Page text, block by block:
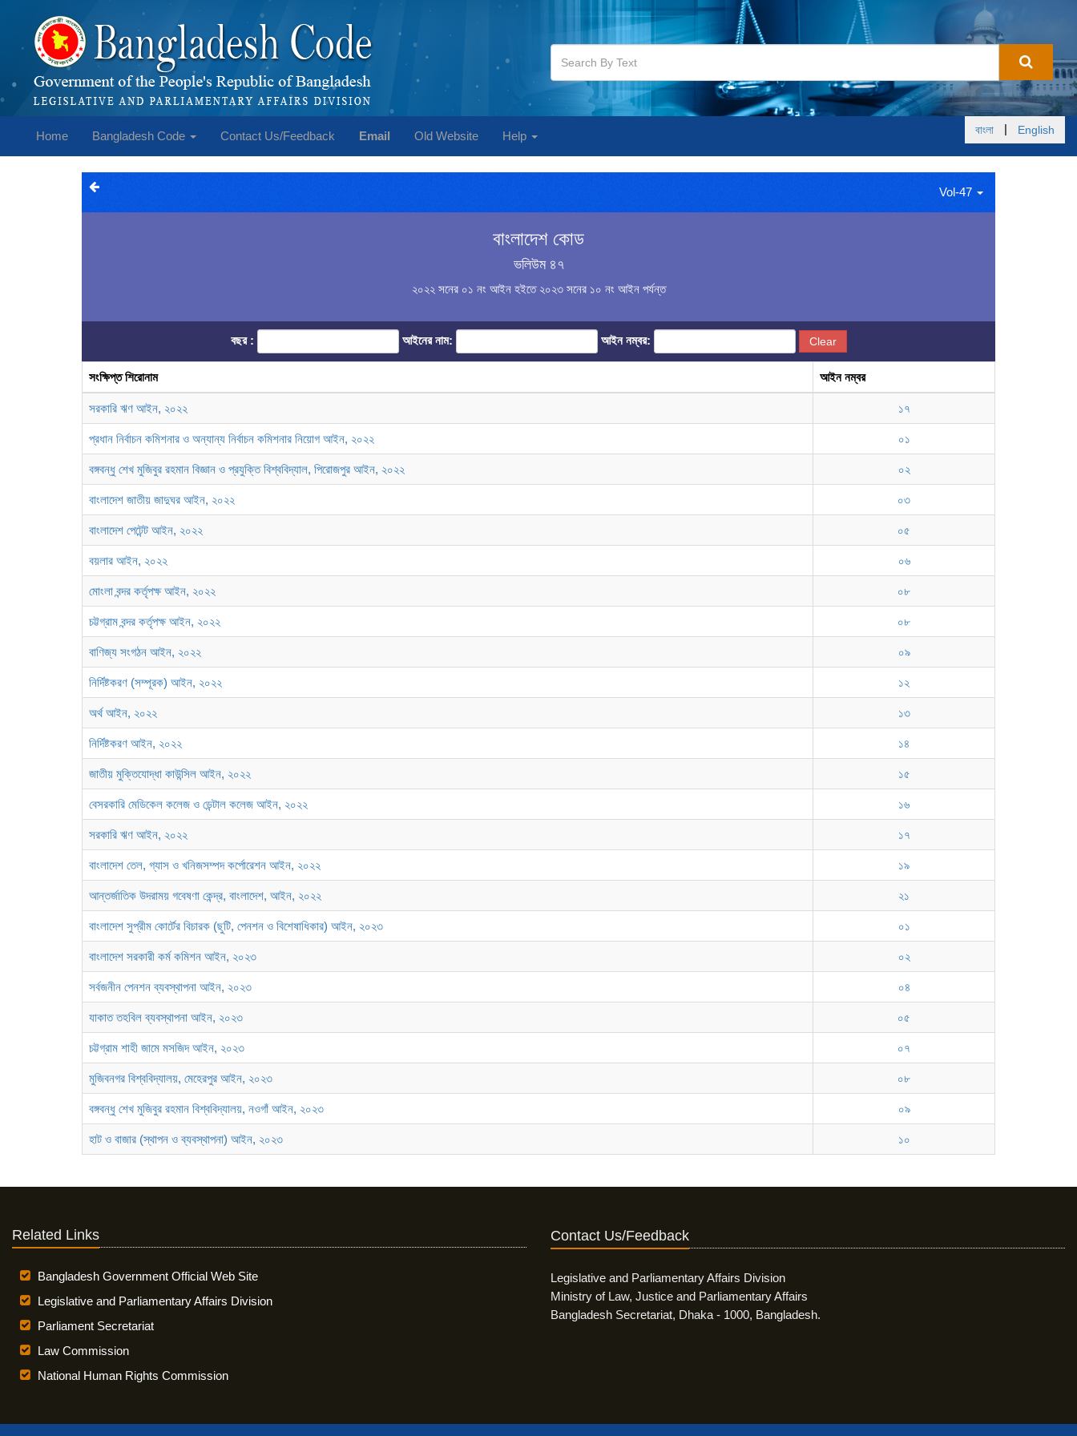
Home Bangladesh Code Contact Us/Feedback Email Old Website Help বাংলা | English
Vol-47
বাংলাদেশ কোড
ভলিউম ৪৭
২০২২ সনের ০১ নং আইন হইতে ২০২৩ সনের ১০ নং আইন পর্যন্ত
বছর : আইনের নাম: আইন নম্বর: Clear
সংক্ষিপ্ত শিরোনাম আইন নম্বর
সরকারি ঋণ আইন, ২০২২ ১৭
প্রধান নির্বাচন কমিশনার ও অন্যান্য নির্বাচন কমিশনার নিয়োগ আইন, ২০২২ ০১
বঙ্গবন্ধু শেখ মুজিবুর রহমান বিজ্ঞান ও প্রযুক্তি বিশ্ববিদ্যাল, পিরোজপুর আইন, ২০২২ ০২
বাংলাদেশ জাতীয় জাদুঘর আইন, ২০২২ ০৩
বাংলাদেশ পেটেন্ট আইন, ২০২২ ০৫
বয়লার আইন, ২০২২ ০৬
মোংলা বন্দর কর্তৃপক্ষ আইন, ২০২২ ০৮
চট্টগ্রাম বন্দর কর্তৃপক্ষ আইন, ২০২২ ০৮
বাণিজ্য সংগঠন আইন, ২০২২ ০৯
নির্দিষ্টকরণ (সম্পূরক) আইন, ২০২২ ১২
অর্থ আইন, ২০২২ ১৩
নির্দিষ্টকরণ আইন, ২০২২ ১৪
জাতীয় মুক্তিযোদ্ধা কাউন্সিল আইন, ২০২২ ১৫
বেসরকারি মেডিকেল কলেজ ও ডেন্টাল কলেজ আইন, ২০২২ ১৬
সরকারি ঋণ আইন, ২০২২ ১৭
বাংলাদেশ তেল, গ্যাস ও খনিজসম্পদ কর্পোরেশন আইন, ২০২২ ১৯
আন্তর্জাতিক উদরাময় গবেষণা কেন্দ্র, বাংলাদেশ, আইন, ২০২২ ২১
বাংলাদেশ সুপ্রীম কোর্টের বিচারক (ছুটি, পেনশন ও বিশেষাধিকার) আইন, ২০২৩ ০১
বাংলাদেশ সরকারী কর্ম কমিশন আইন, ২০২৩ ০২
সর্বজনীন পেনশন ব্যবস্থাপনা আইন, ২০২৩ ০৪
যাকাত তহবিল ব্যবস্থাপনা আইন, ২০২৩ ০৫
চট্টগ্রাম শাহী জামে মসজিদ আইন, ২০২৩ ০৭
মুজিবনগর বিশ্ববিদ্যালয়, মেহেরপুর আইন, ২০২৩ ০৮
বঙ্গবন্ধু শেখ মুজিবুর রহমান বিশ্ববিদ্যালয়, নওগাঁ আইন, ২০২৩ ০৯
হাট ও বাজার (স্থাপন ও ব্যবস্থাপনা) আইন, ২০২৩ ১০
Related Links
Bangladesh Government Official Web Site
Legislative and Parliamentary Affairs Division
Parliament Secretariat
Law Commission
National Human Rights Commission
Contact Us/Feedback
Legislative and Parliamentary Affairs Division
Ministry of Law, Justice and Parliamentary Affairs
Bangladesh Secretariat, Dhaka - 1000, Bangladesh.